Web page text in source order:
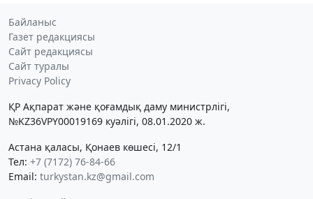
Байланыс
Газет редакциясы
Сайт редакциясы
Сайт туралы
Privacy Policy
ҚР Ақпарат және қоғамдық даму министрлігі,
№KZ36VPY00019169 куәлігі, 08.01.2020 ж.
Астана қаласы, Қонаев көшесі, 12/1
Тел: +7 (7172) 76-84-66
Email: turkystan.kz@gmail.com